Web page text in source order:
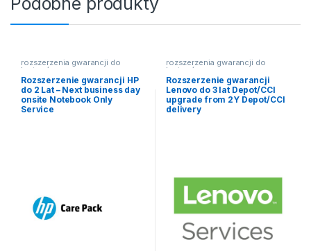
rozszerzenia gwarancji do
laptopów
Rozszerzenie gwarancji HP
do 2 Lat – Next business day
onsite Notebook Only
Service
rozszerzenia gwarancji do
laptopów
Rozszerzenie gwarancji
Lenovo do 3 lat Depot/CCI
upgrade from 2Y Depot/CCI
delivery